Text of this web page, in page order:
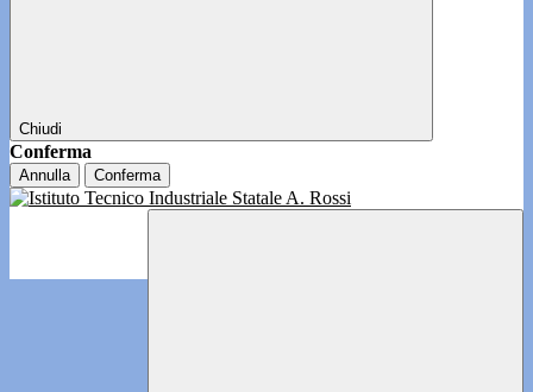
Chiudi
Conferma
Annulla Conferma